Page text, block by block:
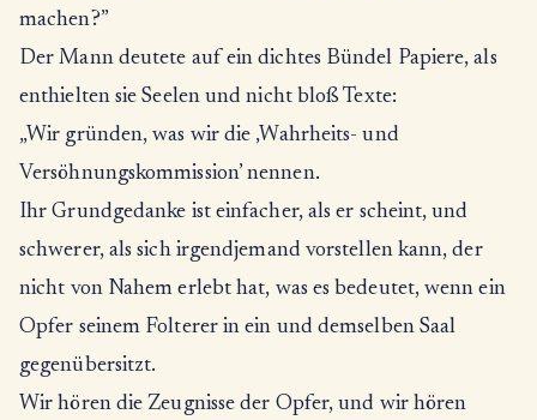
machen?”
Der Mann deutete auf ein dichtes Bündel Papiere, als
enthielten sie Seelen und nicht bloß Texte:
„Wir gründen, was wir die ‚Wahrheits- und
Versöhnungskommission’ nennen.
Ihr Grundgedanke ist einfacher, als er scheint, und
schwerer, als sich irgendjemand vorstellen kann, der
nicht von Nahem erlebt hat, was es bedeutet, wenn ein
Opfer seinem Folterer in ein und demselben Saal
gegenübersitzt.
Wir hören die Zeugnisse der Opfer, und wir hören